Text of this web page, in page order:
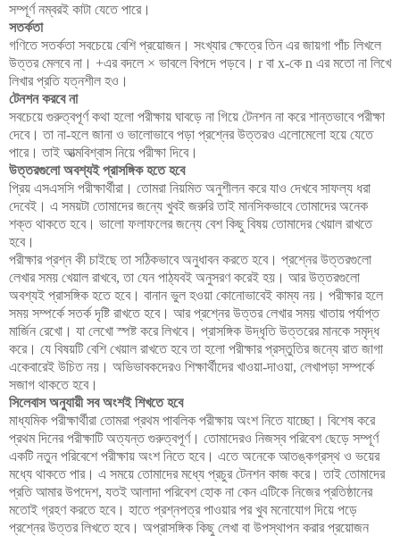
সম্পূর্ণ নম্বরই কাটা যেতে পারে।
সতর্কতা
গণিতে সতর্কতা সবচেয়ে বেশি প্রয়োজন। সংখ্যার ক্ষেত্রে তিন এর জায়গা পাঁচ লিখলে
উত্তর মেলবে না। +এর বদলে × ভাবলে বিপদে পড়বে। r বা x-কে n এর মতো না লিখে
লিখার প্রতি যত্নশীল হও।
টেনশন করবে না
সবচেয়ে গুরুত্বপূর্ণ কথা হলো পরীক্ষায় ঘাবড়ে না গিয়ে টেনশন না করে শান্তভাবে পরীক্ষা
দেবে। তা না-হলে জানা ও ভালোভাবে পড়া প্রশ্নের উত্তরও এলোমেলো হয়ে যেতে
পারে। তাই আত্মবিশ্বাস নিয়ে পরীক্ষা দিবে।
উত্তরগুলো অবশ্যই প্রাসঙ্গিক হতে হবে
প্রিয় এসএসসি পরীক্ষার্থীরা। তোমরা নিয়মিত অনুশীলন করে যাও দেখবে সাফল্য ধরা
দেবেই। এ সময়টা তোমাদের জন্যে খুবই জরুরি তাই মানসিকভাবে তোমাদের অনেক
শক্ত থাকতে হবে। ভালো ফলাফলের জন্যে বেশ কিছু বিষয় তোমাদের খেয়াল রাখতে
হবে।
পরীক্ষার প্রশ্ন কী চাইছে তা সঠিকভাবে অনুধাবন করতে হবে। প্রশ্নের উত্তরগুলো
লেখার সময় খেয়াল রাখবে, তা যেন পাঠ্যবই অনুসরণ করেই হয়। আর উত্তরগুলো
অবশ্যই প্রাসঙ্গিক হতে হবে। বানান ভুল হওয়া কোনোভাবেই কাম্য নয়। পরীক্ষার হলে
সময় সম্পর্কে সতর্ক দৃষ্টি রাখতে হবে। আর প্রশ্নের উত্তর লেখার সময় খাতায় পর্যাপ্ত
মার্জিন রেখো। যা লেখো স্পষ্ট করে লিখবে। প্রাসঙ্গিক উদ্ধৃতি উত্তরের মানকে সমৃদ্ধ
করে। যে বিষয়টি বেশি খেয়াল রাখতে হবে তা হলো পরীক্ষার প্রস্তুতির জন্যে রাত জাগা
একেবারেই উচিত নয়। অভিভাবকদেরও শিক্ষার্থীদের খাওয়া-দাওয়া, লেখাপড়া সম্পর্কে
সজাগ থাকতে হবে।
সিলেবাস অনুযায়ী সব অংশই শিখতে হবে
মাধ্যমিক পরীক্ষার্থীরা তোমরা প্রথম পাবলিক পরীক্ষায় অংশ নিতে যাচ্ছো। বিশেষ করে
প্রথম দিনের পরীক্ষাটি অত্যন্ত গুরুত্বপূর্ণ। তোমাদেরও নিজস্ব পরিবেশ ছেড়ে সম্পূর্ণ
একটি নতুন পরিবেশে পরীক্ষায় অংশ নিতে হবে। এতে অনেকে আতঙ্কগ্রস্থ ও ভয়ের
মধ্যে থাকতে পার। এ সময়ে তোমাদের মধ্যে প্রচুর টেনশন কাজ করে। তাই তোমাদের
প্রতি আমার উপদেশ, যতই আলাদা পরিবেশ হোক না কেন এটিকে নিজের প্রতিষ্ঠানের
মতোই গ্রহণ করতে হবে। হাতে প্রশ্নপত্র পাওয়ার পর খুব মনোযোগ দিয়ে পড়ে
প্রশ্নের উত্তর লিখতে হবে। অপ্রাসঙ্গিক কিছু লেখা বা উপস্থাপন করার প্রয়োজন